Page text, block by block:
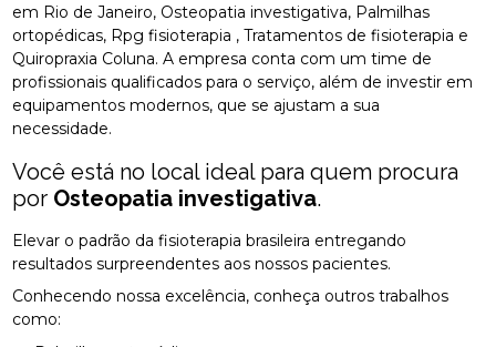
em Rio de Janeiro, Osteopatia investigativa, Palmilhas
ortopédicas, Rpg fisioterapia , Tratamentos de fisioterapia e
Quiropraxia Coluna. A empresa conta com um time de
profissionais qualificados para o serviço, além de investir em
equipamentos modernos, que se ajustam a sua
necessidade.
Você está no local ideal para quem procura
por Osteopatia investigativa.
Elevar o padrão da fisioterapia brasileira entregando
resultados surpreendentes aos nossos pacientes.
Conhecendo nossa excelência, conheça outros trabalhos
como: